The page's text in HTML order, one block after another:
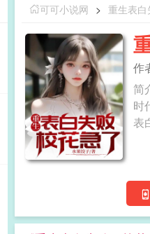
可可小说网 > 重生表白
作
简
时
表